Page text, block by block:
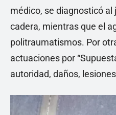
médico, se diagnosticó al
cadera, mientras que el
politraumatismos. Por
actuaciones por
autoridad, daños,